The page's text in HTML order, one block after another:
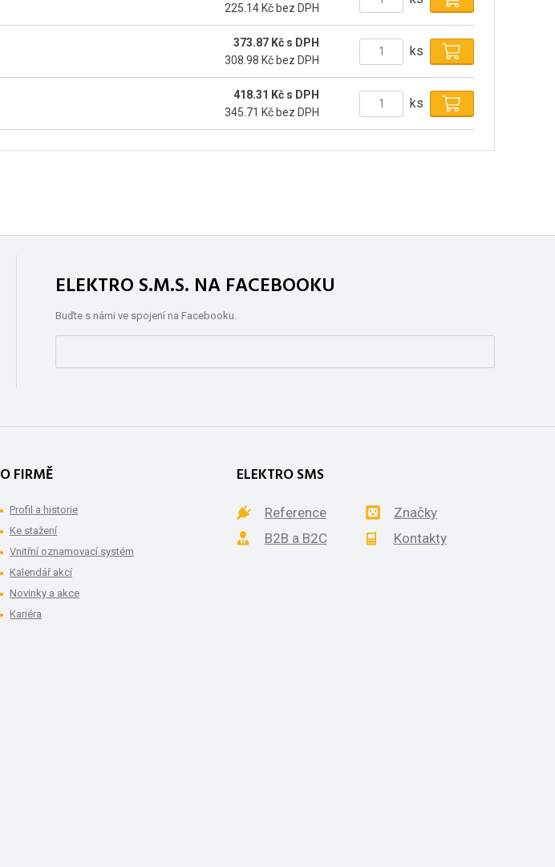
225.14 Kč bez DPH
373.87 Kč s DPH
308.98 Kč bez DPH
ks
418.31 Kč s DPH
345.71 Kč bez DPH
ks
ELEKTRO S.M.S. NA FACEBOOKU
Buďte s námi ve spojení na Facebooku.
O FIRMĚ
Profil a historie
Ke stažení
Vnitřní oznamovací systém
Kalendář akcí
Novinky a akce
Kariéra
ELEKTRO SMS
Reference
Značky
B2B a B2C
Kontakty